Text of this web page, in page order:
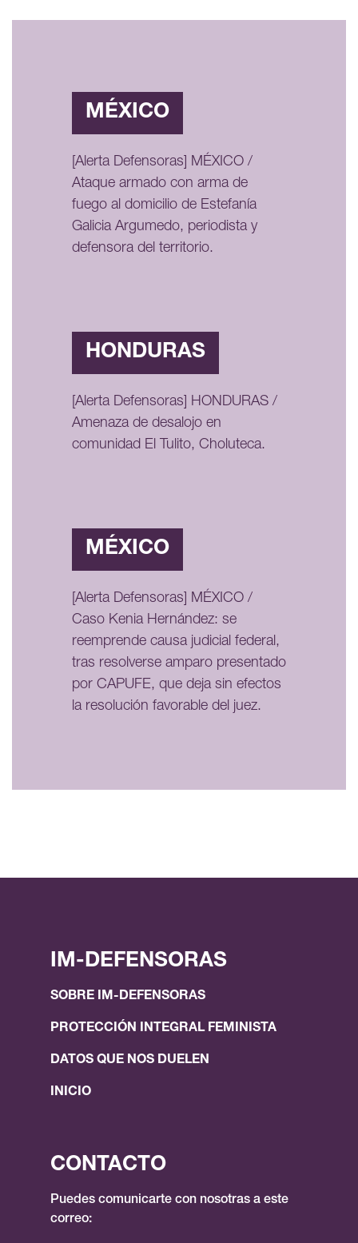
MÉXICO
[Alerta Defensoras] MÉXICO /
Ataque armado con arma de
fuego al domicilio de Estefanía
Galicia Argumedo, periodista y
defensora del territorio.
HONDURAS
[Alerta Defensoras] HONDURAS /
Amenaza de desalojo en
comunidad El Tulito, Choluteca.
MÉXICO
[Alerta Defensoras] MÉXICO /
Caso Kenia Hernández: se
reemprende causa judicial federal,
tras resolverse amparo presentado
por CAPUFE, que deja sin efectos
la resolución favorable del juez.
IM-DEFENSORAS
SOBRE IM-DEFENSORAS
PROTECCIÓN INTEGRAL FEMINISTA
DATOS QUE NOS DUELEN
INICIO
CONTACTO
Puedes comunicarte con nosotras a este
correo: